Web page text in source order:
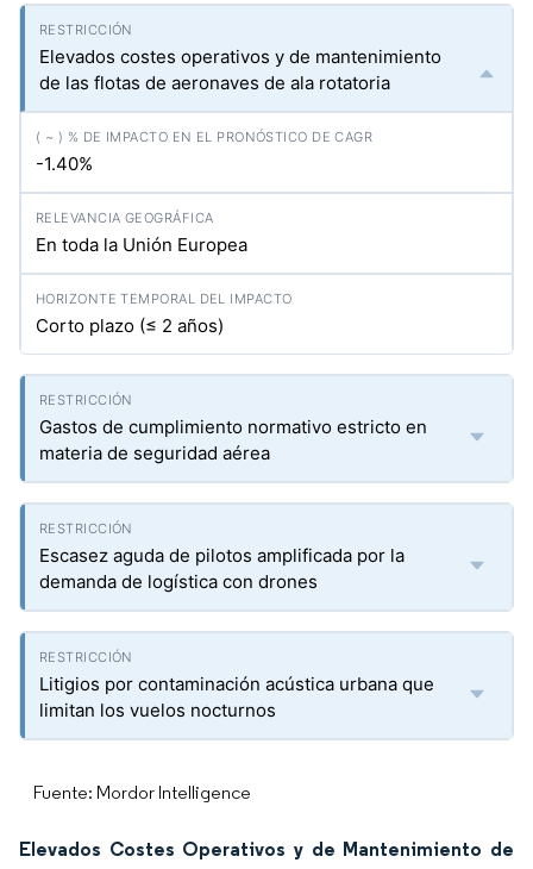
Elevados costes operativos y de mantenimiento
de las flotas de aeronaves de ala rotatoria
-1.40%
En toda la Unión Europea
Corto plazo (≤ 2 años)
Gastos de cumplimiento normativo estricto en
materia de seguridad aérea
Escasez aguda de pilotos amplificada por la
demanda de logística con drones
Litigios por contaminación acústica urbana que
limitan los vuelos nocturnos
Fuente: Mordor Intelligence
Elevados Costes Operativos y de Mantenimiento de